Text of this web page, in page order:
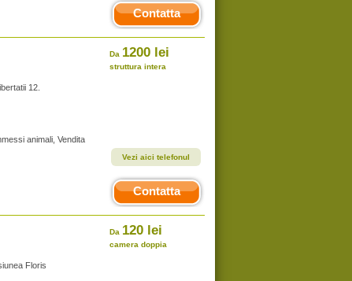
Contatta
12.
animali, Vendita
Da 1200 lei
struttura intera
Vezi aici telefonul
Contatta
Floris
Da 120 lei
camera doppia